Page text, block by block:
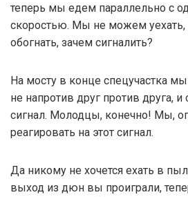
теперь мы едем параллельно с
скоростью. Мы не можем
обогнать, зачем сигналить?
На мосту в конце спецучастка
не напротив друг против друга, и
сигнал. Молодцы, конечно! Мы,
реагировать на этот сигнал.
Да никому не хочется ехать в
выход из дюн вы проиграли,